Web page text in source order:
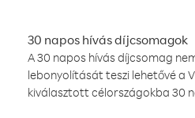
30 napos hívás díjcsomagok
A 30 napos hívás díjcsomag
lebonyolítását teszi lehetővé a
kiválasztott célországokba 30